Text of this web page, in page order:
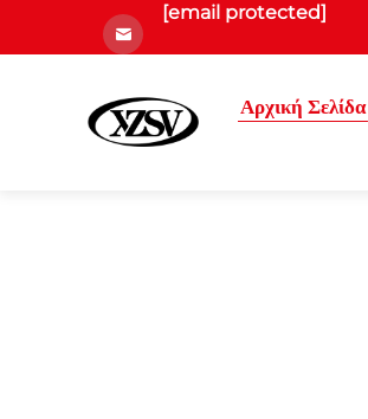
[email protected]
Αρχική Σελίδα